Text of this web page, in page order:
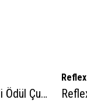
Reflex Biftekli Kuzulu Kedi Ödül Çubuğu 5gr (3 Adet)
Reflex